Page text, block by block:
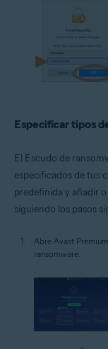
Especificar tipos
El Escudo de
especificados de tus
predefinida y añadir
siguiendo los pasos
Abre Avast
ransomware.